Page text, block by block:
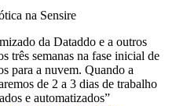
na Sensire
da Dataddo e a outros
três semanas na fase inicial de
para a nuvem. Quando a
de 2 a 3 dias de trabalho
e automatizados”